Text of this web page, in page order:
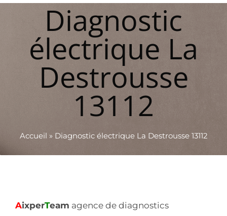
Diagnostic
électrique La
Destrousse
13112
Accueil » Diagnostic électrique La Destrousse 13112
AixperTeam agence de diagnostics